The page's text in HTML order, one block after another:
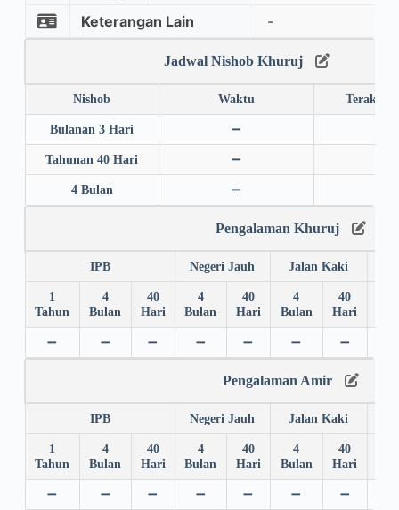
Keterangan Lain -
Jadwal Nishob Khuruj
Nishob Waktu Terakhir
Bulanan 3 Hari ➖
Tahunan 40 Hari ➖
4 Bulan ➖
Pengalaman Khuruj
IPB Negeri Jauh Jalan Kaki
1
Tahun
4
Bulan
40
Hari
4
Bulan
40
Hari
4
Bulan
40
Hari
➖ ➖ ➖ ➖ ➖ ➖ ➖
Pengalaman Amir
IPB Negeri Jauh Jalan Kaki
1
Tahun
4
Bulan
40
Hari
4
Bulan
40
Hari
4
Bulan
40
Hari
➖ ➖ ➖ ➖ ➖ ➖ ➖